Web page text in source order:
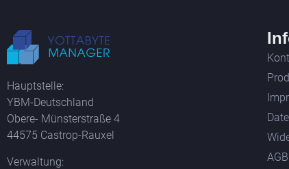
Hauptstelle:
YBM-Deutschland
Obere- Münsterstraße 4
44575 Castrop-Rauxel
Verwaltung:
AGB